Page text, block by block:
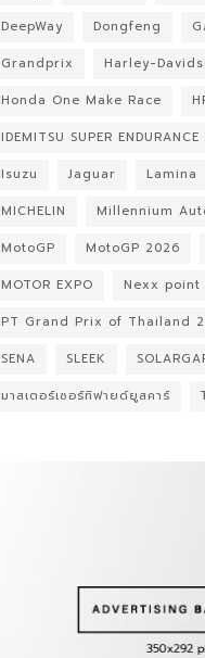
DeepWay
Dongfeng
Grandprix
Harley-
Honda One Make Race
IDEMITSU SUPER
Isuzu
Jaguar Lamina
MICHELIN
Millennium
MotoGP
MotoGP 2026
MOTOR EXPO
Nexx point
PT Grand Prix of Thailand
SENA
SLEEK
มาสเตอร์เซอร์ทิฟายด์ยูสคาร์